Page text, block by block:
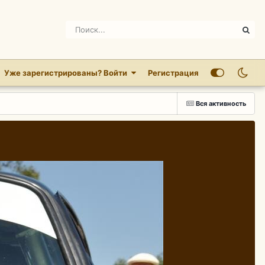
Уже зарегистрированы? Войти Регистрация
Вся активность